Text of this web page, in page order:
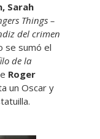
Sarah
Things –
del crimen
se sumó el
de la
Roger
un Oscar y